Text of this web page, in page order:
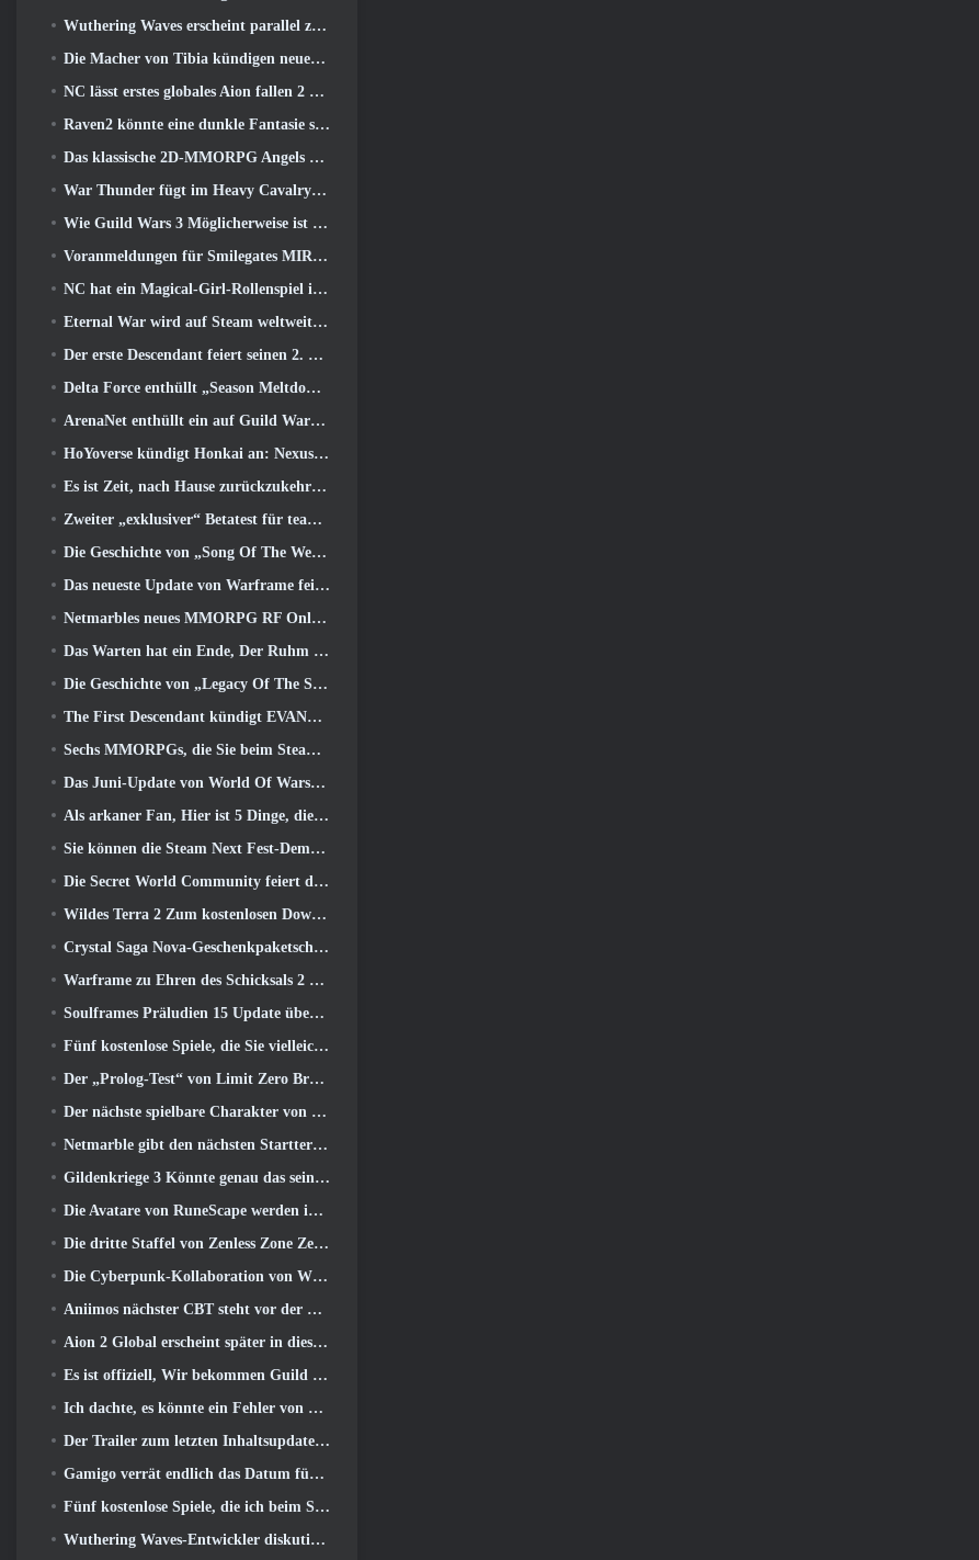
Wuthering Waves erscheint parallel zur Xbox-Version 3.5 Aktualisieren
Die Macher von Tibia kündigen neuen Playtest des Old-School-Zombie-MMORPGs an, Online bestehen bleiben
NC lässt erstes globales Aion fallen 2 Entwicklervideo, Details zum Spiel teilen
Raven2 könnte eine dunkle Fantasie sein, Aber das tut dem Sommerspaß keinen Abbruch
Das klassische 2D-MMORPG Angels Online Global startet heute
War Thunder fügt im Heavy Cavalry Update Raketenabwehrraketen und elektronische Unterstützungsmaßnahmen hinzu
Wie Guild Wars 3 Möglicherweise ist es auf der Suche nach Innovationen im MMO-Bereich
Voranmeldungen für Smilegates MIRESI sind jetzt möglich: Unsichtbare Zukunft
NC hat ein Magical-Girl-Rollenspiel im Anime-inspirierten Kunststil der 90er in Arbeit
Eternal War wird auf Steam weltweit verbreitet
Der erste Descendant feiert seinen 2. Jahrestag mit dem Descendant Fest 2026 Strom
Delta Force enthüllt „Season Meltdown“, Kündigt die Zusammenarbeit mit Rainbow Six Siege an
ArenaNet enthüllt ein auf Guild Wars basierendes Kartenspiel, Nebelgebunden
HoYoverse kündigt Honkai an: Nexus-Anime „Evolutionstest“
Es ist Zeit, nach Hause zurückzukehren und den glückseligen Rückzugsort dort wiederherzustellen, wo sich die Winde treffen
Zweiter „exklusiver“ Betatest für teambasierte Survival-Shooter-Zeitfresser angekündigt
Die Geschichte von „Song Of The Welkin Moon“ von Genshin Impact geht zu Ende.. Auf dem Mond
Das neueste Update von Warframe feiert alle Space Dads
Netmarbles neues MMORPG RF Online Next mit Mech-Thema wird weltweit eingeführt
Das Warten hat ein Ende, Der Ruhm der Besiegten ist zurückgekehrt
Die Geschichte von „Legacy Of The Sith“ findet heute im neuesten Update von SWTOR ihren Abschluss
The First Descendant kündigt EVANGELION Collab-Event an
Sechs MMORPGs, die Sie beim Steam Next Fest ausprobieren können
Das Juni-Update von World Of Warships feiert den Unabhängigkeitstag der USA mit einer neuen Erzählkampagne
Als arkaner Fan, Hier ist 5 Dinge, die ich vom Riot-MMO sehen möchte
Sie können die Steam Next Fest-Demo von Embers Of The Uncrowned Tomorrow vorab herunterladen
Die Secret World Community feiert den 14. Jahrestag mit einem Rätsel, das sie gemeinsam lösen müssen
Wildes Terra 2 Zum kostenlosen Download verfügbar (Und behalten) Für eine begrenzte Zeit
Crystal Saga Nova-Geschenkpaketschlüssel als Geschenk
Warframe zu Ehren des Schicksals 2 Mit spezieller Aktivität und Titel im Spiel
Soulframes Präludien 15 Update überarbeitet Beute und Angeln
Fünf kostenlose Spiele, die Sie vielleicht während des Bullet Fests ausprobieren möchten
Der „Prolog-Test“ von Limit Zero Breakers beginnt heute
Der nächste spielbare Charakter von Overwatch scheint ein überarbeiteter Cyborg-Verbrecherboss zu sein
Netmarble gibt den nächsten Starttermin für Global RF Online bekannt
Gildenkriege 3 Könnte genau das sein, was die MMO-Branche gerade braucht
Die Avatare von RuneScape werden im größten visuellen Update des Spiels der letzten zehn Jahre überarbeitet
Die dritte Staffel von Zenless Zone Zero beginnt mit einer Reise zu einer Bangboo-Insel im Himmel, Und zur Steam-Plattform
Die Cyberpunk-Kollaboration von Wuthering Waves ist genau das, was ich mir von meinen Videospiel-Crossover-Events erwarte
Aniimos nächster CBT steht vor der Tür ... UND, Wir haben ein offizielles Startfenster
Aion 2 Global erscheint später in diesem Jahr auf Steam und Purple
Es ist offiziell, Wir bekommen Guild Wars 3
Ich dachte, es könnte ein Fehler von Neverness to Everness sein, das Porsche Collab Gacha Event so früh zu veranstalten, Aber ich habe mich geirrt
Der Trailer zum letzten Inhaltsupdate von Destiny 2 ist ein Aufschrei
Gamigo verrät endlich das Datum für die Rückkehr von Gloria Victis, Wird es das zweite Mal überleben??
Fünf kostenlose Spiele, die ich beim Summer Game Fest zu sehen hoffe
Wuthering Waves-Entwickler diskutieren über die Erstellung der Lahai-Roi-Mech-Kampfsequenz